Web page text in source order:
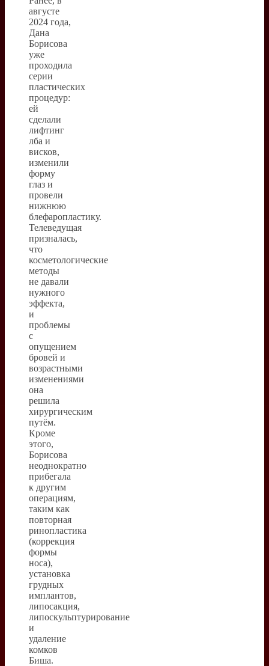
августе
2024 года,
Дана
Борисова
уже
проходила
серии
пластических
процедур:
ей
сделали
лифтинг
лба и
висков,
изменили
форму
глаз и
провели
нижнюю
блефаропластику.
Телеведущая
призналась,
что
косметологические
методы
не давали
нужного
эффекта,
и
проблемы
с
опущением
бровей и
возрастными
изменениями
она
решила
хирургическим
путём.
Кроме
этого,
Борисова
неоднократно
прибегала
к другим
операциям,
таким как
повторная
ринопластика
(коррекция
формы
носа),
установка
грудных
имплантов,
липосакция,
липоскульптурирование
и
удаление
комков
Биша.